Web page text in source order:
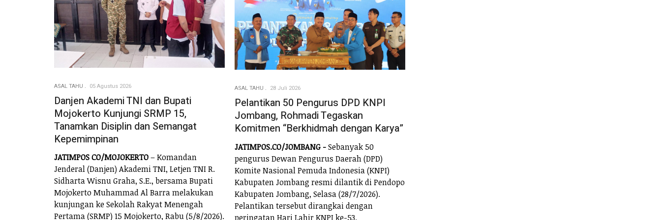
ASAL TAHU 05 Agustus 2026
Danjen Akademi TNI dan Bupati
Mojokerto Kunjungi SRMP 15,
Tanamkan Disiplin dan Semangat
Kepemimpinan
JATIMPOS CO/MOJOKERTO– Komandan
Jenderal (Danjen) Akademi TNI, Letjen TNI R.
Sidharta Wisnu Graha, S.E., bersama Bupati
Mojokerto Muhammad Al Barra melakukan
kunjungan ke Sekolah Rakyat Menengah
Pertama (SRMP) 15 Mojokerto, Rabu (5/8/2026).
ASAL TAHU 28 Juli 2026
Pelantikan 50 Pengurus DPD KNPI
Jombang, Rohmadi Tegaskan
Komitmen “Berkhidmah dengan Karya”
JATIMPOS.CO/JOMBANG -Sebanyak 50
pengurus Dewan Pengurus Daerah (DPD)
Komite Nasional Pemuda Indonesia (KNPI)
Kabupaten Jombang resmi dilantik di Pendopo
Kabupaten Jombang, Selasa (28/7/2026).
Pelantikan tersebut dirangkai dengan
peringatan Hari Lahir KNPI ke-53.